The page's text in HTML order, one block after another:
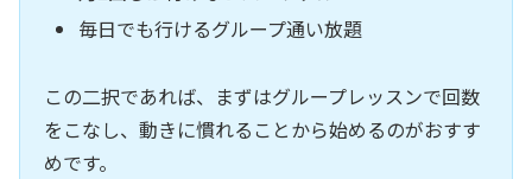
毎日でも行けるグループ通い放題
この二択であれば、まずはグループレッスンで回数
をこなし、動きに慣れることから始めるのがおすす
めです。